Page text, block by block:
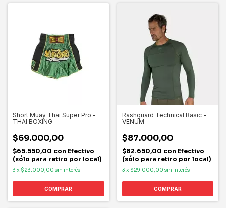
Short Muay Thai Super Pro -
THAI BOXING
$69.000,00
$65.550,00 con Efectivo
(sólo para retiro por local)
3 x $23.000,00 sin interés
COMPRAR
Rashguard Technical Basic -
VENUM
$87.000,00
$82.650,00 con Efectivo
(sólo para retiro por local)
3 x $29.000,00 sin interés
COMPRAR